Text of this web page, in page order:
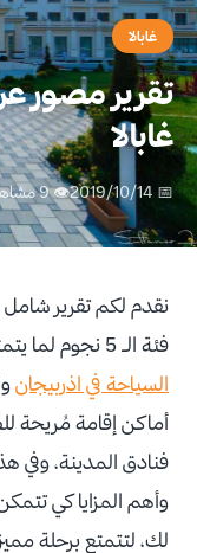
غابالا
تقرير مصور
غابالا
📅 2019/10/14 👁 9 مشاهدة
نقدم لكم تقرير
فئة الـ 5 نجوم لما يتمتع به من إطلالة ساحرة على أبرز معالم
السياحة في اذربيجان
أماكن إقامة مُريحة
فنادق المدينة، وفي
وأهم المزايا كي
لك، لتتمتع برحلة